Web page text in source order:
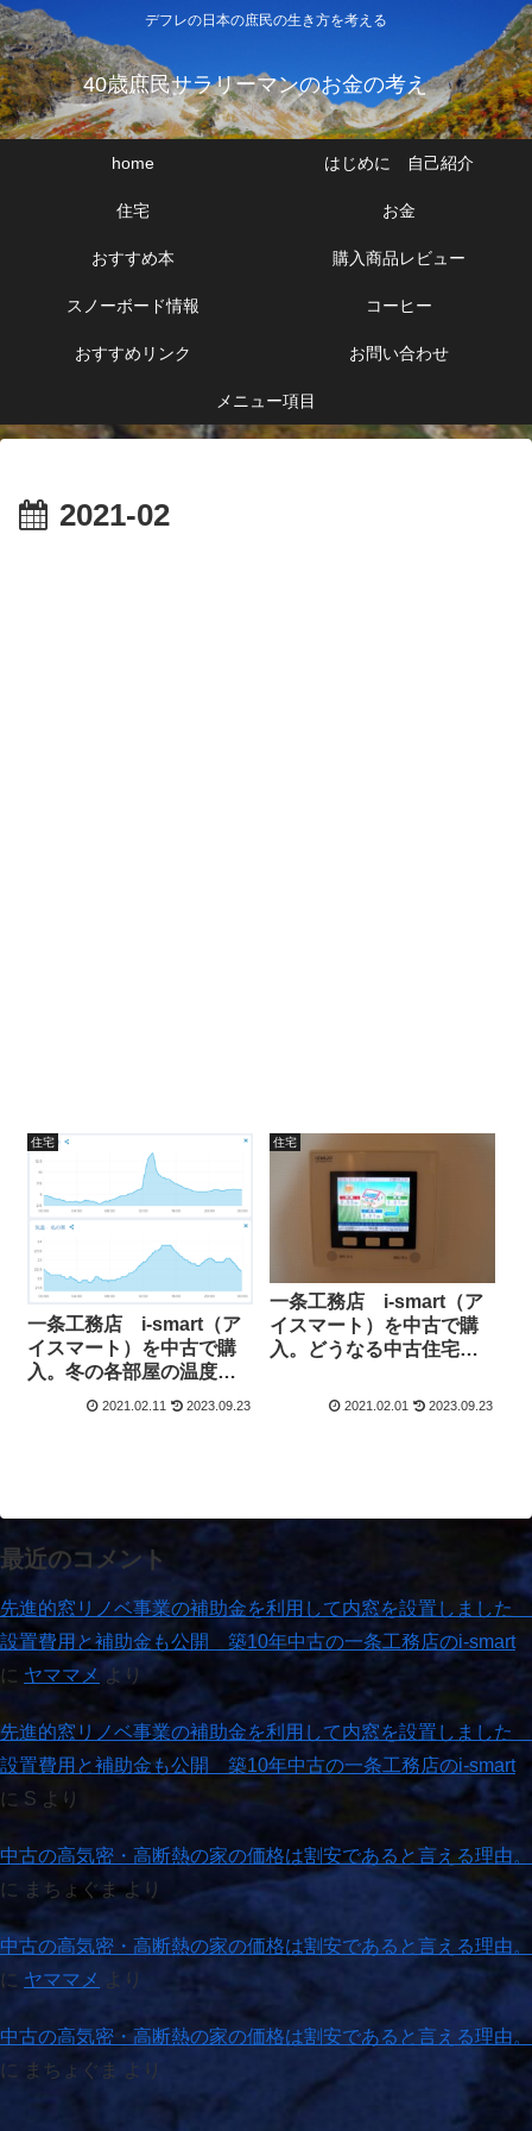
デフレの日本の庶民の生き方を考える
40歳庶民サラリーマンのお金の考え
home はじめに 自己紹介
住宅 お金
おすすめ本 購入商品レビュー
スノーボード情報 コーヒー
おすすめリンク お問い合わせ
メニュー項目
2021-02
住宅
一条工務店 i-smart（ア
イスマート）を中古で購
入。冬の各部屋の温度を
公開。家中暖かは本当
2021.02.11 2023.09.23
住宅
一条工務店 i-smart（ア
イスマート）を中古で購
入。どうなる中古住宅購
2021.02.01 2023.09.23
最近のコメント
先進的窓リノベ事業の補助金を利用して内窓を設置しました
設置費用と補助金も公開 築10年中古の一条工務店のi-smart
に ヤママメ より
先進的窓リノベ事業の補助金を利用して内窓を設置しました
設置費用と補助金も公開 築10年中古の一条工務店のi-smart
に S より
中古の高気密・高断熱の家の価格は割安であると言える理由。
に まちょぐまより
中古の高気密・高断熱の家の価格は割安であると言える理由。
に ヤママメ より
中古の高気密・高断熱の家の価格は割安であると言える理由。
に
まちょぐま より